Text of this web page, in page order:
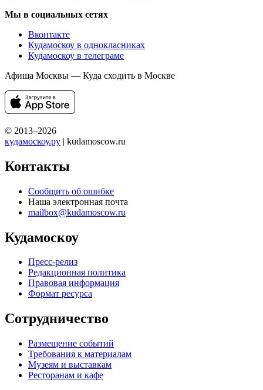
Мы в социальных сетях
Вконтакте
Кудамоскоу в однокласниках
Кудамоскоу в телеграме
Афиша Москвы — Куда сходить в Москве
© 2013–2026
кудамоскоу.ру | kudamoscow.ru
Контакты
Сообщить об ошибке
Наша электронная почта
mailbox@kudamoscow.ru
Кудамоскоу
Пресс-релиз
Редакционная политика
Правовая информация
Формат ресурса
Сотрудничество
Размещение событий
Требования к материалам
Музеям и выставкам
Ресторанам и кафе